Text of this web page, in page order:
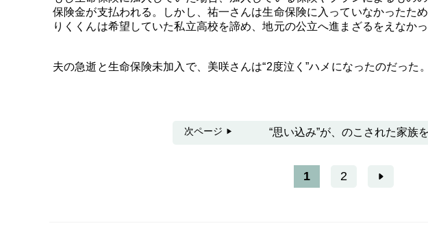
保険金が支払われる。しかし、祐一さんは生命保険に入っていなかったた
りくくんは希望していた私立高校を諦め、地元の公立へ進まざるをえなかっ
夫の急逝と生命保険未加入で、美咲さんは“2度泣く”ハメになったのだった。
次ページ “思い込み”が、のこされた家族
1 2